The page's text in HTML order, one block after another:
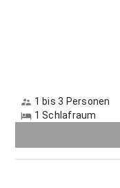
1 bis 3 Personen
1 Schlafraum